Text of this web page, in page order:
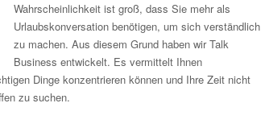
Wahrscheinlichkeit ist groß, dass Sie mehr als
Urlaubskonversation benötigen, um sich verständlich
zu machen. Aus diesem Grund haben wir Talk
Business entwickelt. Es vermittelt Ihnen
Dinge konzentrieren können und Ihre Zeit nicht
zu suchen.